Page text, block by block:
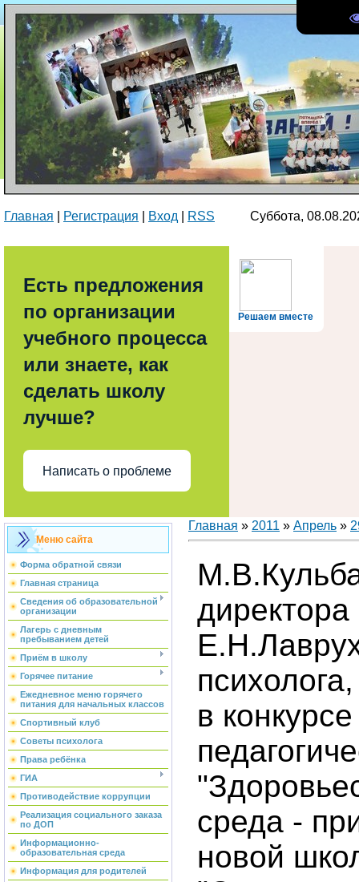
Главная Регистрация Вход RSS Суббота,
Решаем вместе
Есть предложения
по организации
учебного процесса
или знаете, как
сделать школу
лучше?
Написать о проблеме
Меню сайта
Форма обратной связи
Главная страница
Сведения об образовательной
организации
Лагерь с дневным
пребыванием детей
Приём в школу
Горячее питание
Ежедневное меню горячего
питания для начальных классов
Спортивный клуб
Советы психолога
Права ребёнка
ГИА
Противодействие коррупции
Реализация социального заказа
по ДОП
Информационно-
образовательная среда
Информация для родителей
Главная » 2011 » Апрель »
в
среда -
новой